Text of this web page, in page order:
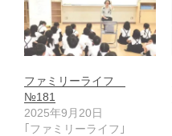
ファミリーライフ
№181
2025年9月20日
｢ファミリーライフ｣